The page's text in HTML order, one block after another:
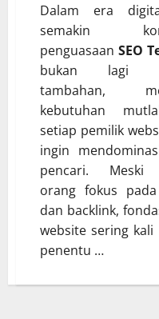
Dalam era
semakin
penguasaan SEO
bukan lagi
tambahan,
kebutuhan
setiap pemilik
ingin
pencari. Meski
orang fokus
dan backlink,
website sering kali
penentu …